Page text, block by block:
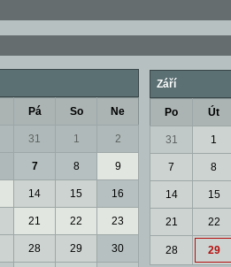
Pá So Ne
31 1 2
7 8 9
14 15 16
21 22 23
28 29 30
Září
Po Út
31 1
7 8
14 15
21 22
28 29